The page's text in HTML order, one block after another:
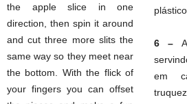
the apple slice in one
direction, then spin it around
and cut three more slits the
same way so they meet near
the bottom. With the flick of
your fingers you can offset
6 –
em